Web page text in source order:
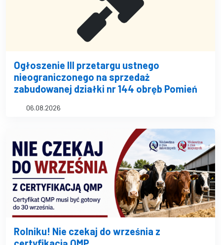
Ogłoszenie III przetargu ustnego
nieograniczonego na sprzedaż
zabudowanej działki nr 144 obręb Pomień
06.08.2026
Rolniku! Nie czekaj do września z